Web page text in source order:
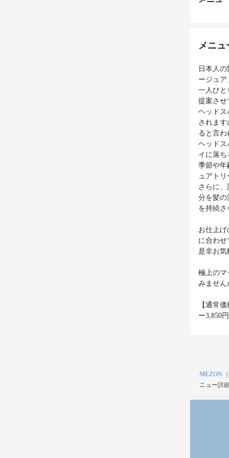
メニュ
日本人
ージュア
一人ひと
提案させ
ヘッドス
されま
ると言わ
ヘッドス
イに落ち
季節や年
ュアト
さらに、
分を髪の
を持続さ
お仕上
に合わせ
是非お気
極上のマ
みません
【通常
ー3,850
MEZON（
ニュー詳細